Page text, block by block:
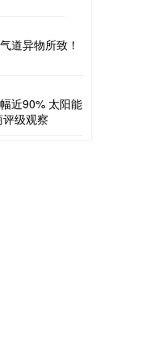
道异物所致！
近90% 太阳能
级观察